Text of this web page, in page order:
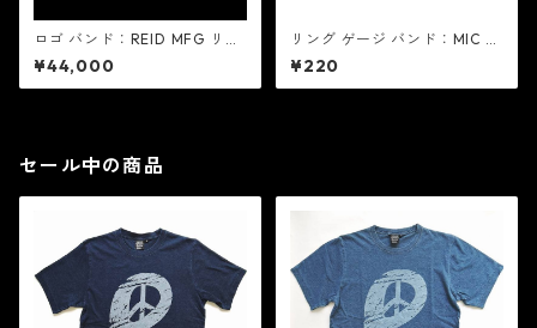
ロゴ バンド：REID MFG リー
ド エムエフジー
¥44,000
リング ゲージ バンド：MIC ミ
ック
¥220
セール中の商品